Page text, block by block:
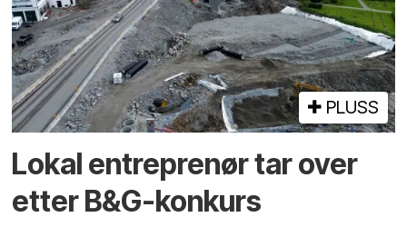
PLUSS
Lokal entreprenør tar over
etter B&G-konkurs